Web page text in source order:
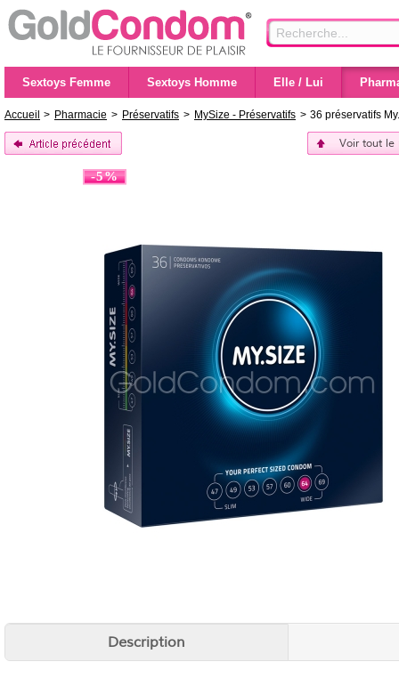
Sextoys Femme Sextoys Homme Elle / Lui
Accueil > Pharmacie > Préservatifs > MySize - Préservatifs > 36 préservatifs
Voir tout le
-5%
Description